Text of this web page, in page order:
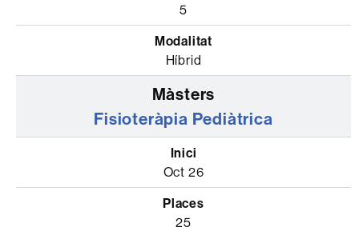
5
Híbrid
Fisioteràpia Pediàtrica
Oct 26
25